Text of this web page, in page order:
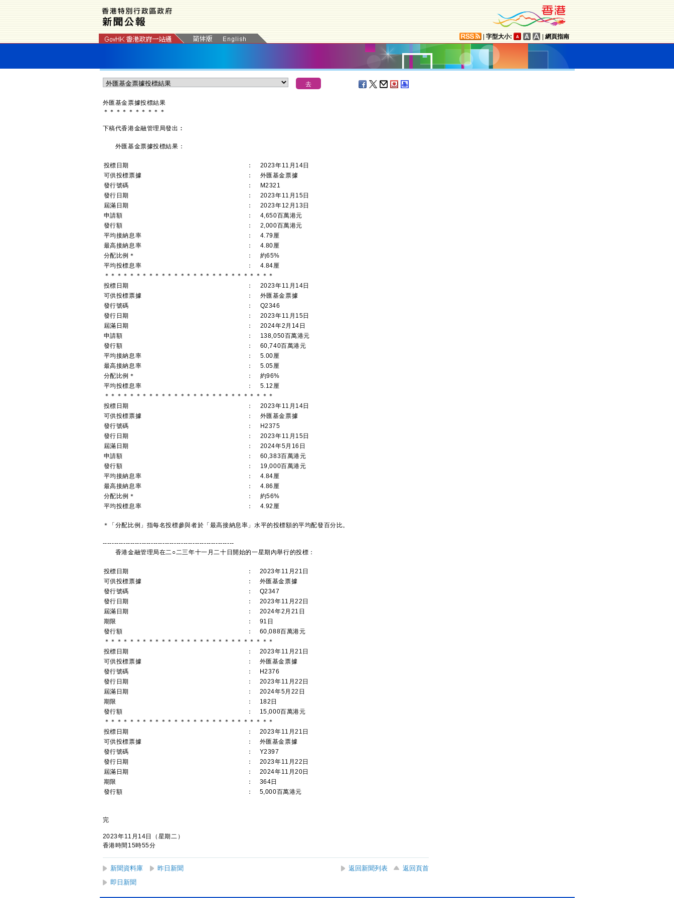
字型大小: 網頁指南
外匯基金票據投標結果
＊ ＊ ＊ ＊ ＊ ＊ ＊ ＊ ＊ ＊
下稿代香港金融管理局發出︰
外匯基金票據投標結果：
投標日期 ：
2023年11月14日
可供投標票據
：
外匯基金票據
發行號碼
：
M2321
發行日期
：
2023年11月15日
屆滿日期
：
2023年12月13日
申請額
：
4,650百萬港元
發行額
：
2,000百萬港元
平均接納息率
：
4.79厘
最高接納息率
：
4.80厘
分配比例＊
：
約65%
平均投標息率
：
4.84厘
＊＊＊＊＊＊＊＊＊＊＊＊＊＊＊＊＊＊＊＊＊＊＊＊＊＊＊
投標日期
：
2023年11月14日
可供投標票據
：
外匯基金票據
發行號碼
：
Q2346
發行日期
：
2023年11月15日
屆滿日期
：
2024年2月14日
申請額
：
138,050百萬港元
發行額
：
60,740百萬港元
平均接納息率
：
5.00厘
最高接納息率
：
5.05厘
分配比例＊
：
約96%
平均投標息率
：
5.12厘
＊＊＊＊＊＊＊＊＊＊＊＊＊＊＊＊＊＊＊＊＊＊＊＊＊＊＊
投標日期
：
2023年11月14日
可供投標票據
：
外匯基金票據
發行號碼
：
H2375
發行日期
：
2023年11月15日
屆滿日期
：
2024年5月16日
申請額
：
60,383百萬港元
發行額
：
19,000百萬港元
平均接納息率
：
4.84厘
最高接納息率
：
4.86厘
分配比例＊
：
約56%
平均投標息率
： 4.92厘
＊「分配比例」指每名投標參與者於「最高接納息率」水平的投標額的平均配發百分比。
---------------------------------------------------------
香港金融管理局在二○二三年十一月二十日開始的一星期內舉行的投標：
投標日期 ：
2023年11月21日
可供投標票據
：
外匯基金票據
發行號碼
：
Q2347
發行日期
：
2023年11月22日
屆滿日期
：
2024年2月21日
期限
：
91日
發行額
：
60,088百萬港元
＊＊＊＊＊＊＊＊＊＊＊＊＊＊＊＊＊＊＊＊＊＊＊＊＊＊＊
投標日期
：
2023年11月21日
可供投標票據
：
外匯基金票據
發行號碼
：
H2376
發行日期
：
2023年11月22日
屆滿日期
：
2024年5月22日
期限
：
182日
發行額
：
15,000百萬港元
＊＊＊＊＊＊＊＊＊＊＊＊＊＊＊＊＊＊＊＊＊＊＊＊＊＊＊
投標日期
：
2023年11月21日
可供投標票據
：
外匯基金票據
發行號碼
：
Y2397
發行日期
：
2023年11月22日
屆滿日期
：
2024年11月20日
期限
：
364日
發行額
： 5,000百萬港元
完
2023年11月14日（星期二）
香港時間15時55分
新聞資料庫 昨日新聞 返回新聞列表
返回頁首
即日新聞